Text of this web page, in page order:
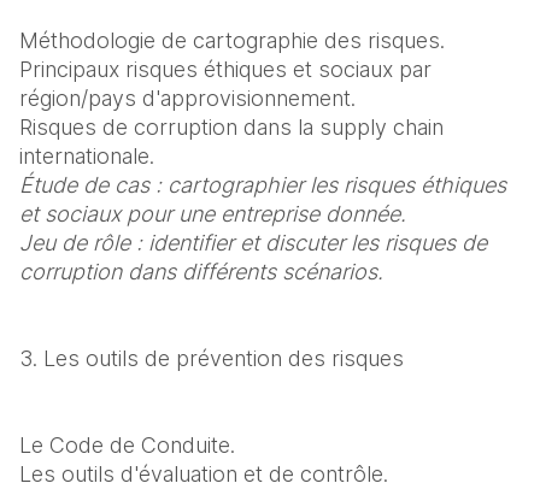
Méthodologie de cartographie des risques.
Principaux risques éthiques et sociaux par
région/pays d'approvisionnement.
Risques de corruption dans la supply chain
Étude de cas : cartographier les risques éthiques
et sociaux pour une entreprise donnée.
Jeu de rôle : identifier et discuter les risques de
corruption dans différents scénarios.
3. Les outils de prévention des risques
Le Code de Conduite.
Les outils d'évaluation et de contrôle.